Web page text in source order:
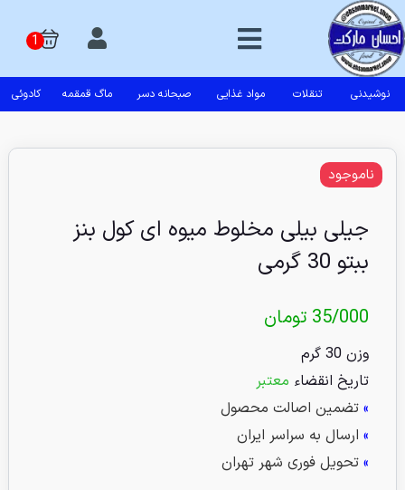
نوشیدنی تنقلات مواد غذایی صبحانه دسر ماگ قمقمه کادوئی
جیلی بیلی مخلوط میوه ای کول بنز
ببتو 30 گرمی
35/000 تومان
وزن 30 گرم
تاریخ انقضاء معتبر
» تضمین اصالت محصول
» ارسال به سراسر ایران
» تحویل فوری شهر تهران
ناموجود